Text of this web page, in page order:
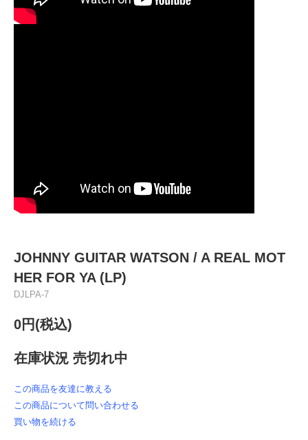
JOHNNY GUITAR WATSON / A REAL MOT
HER FOR YA (LP)
DJLPA-7
0円(税込)
在庫状況 売切れ中
この商品を友達に教える
この商品について問い合わせる
買い物を続ける